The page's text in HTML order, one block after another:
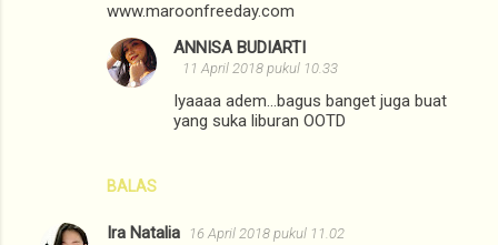
www.maroonfreeday.com
BALAS
ANNISA BUDIARTI
11 April 2018 pukul 10.33
Iyaaaa adem...bagus banget juga buat
yang suka liburan OOTD
Ira Natalia 16 April 2018 pukul 11.02